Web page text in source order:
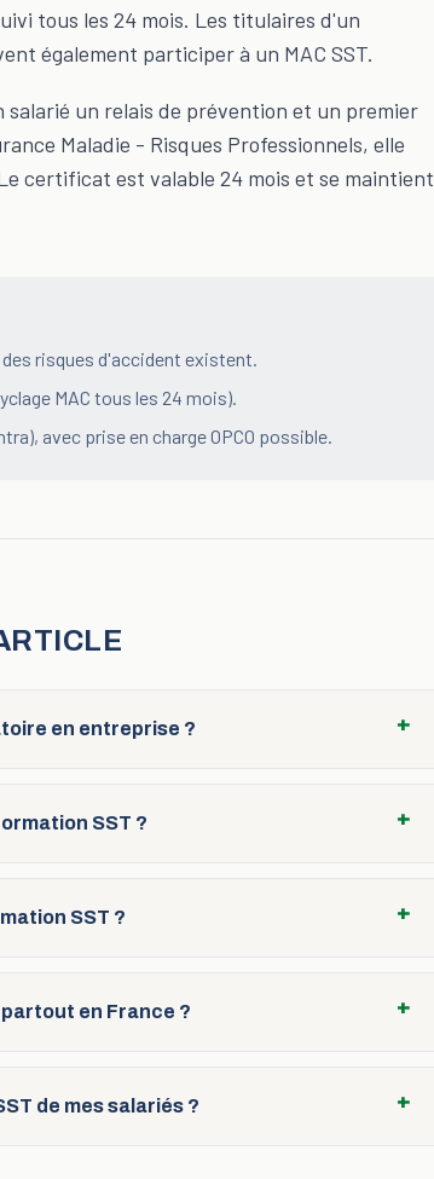
tous les 24 mois. Les titulaires d'un
également participer à un MAC SST.
un relais de prévention et un premier
Maladie - Risques Professionnels, elle
certificat est valable 24 mois et se maintient
risques d'accident existent.
MAC tous les 24 mois).
avec prise en charge OPCO possible.
en entreprise ? +
SST ? +
SST ? +
en France ? +
de mes salariés ? +